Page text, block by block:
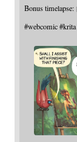
Bonus timelapse:
#webcomic #krita